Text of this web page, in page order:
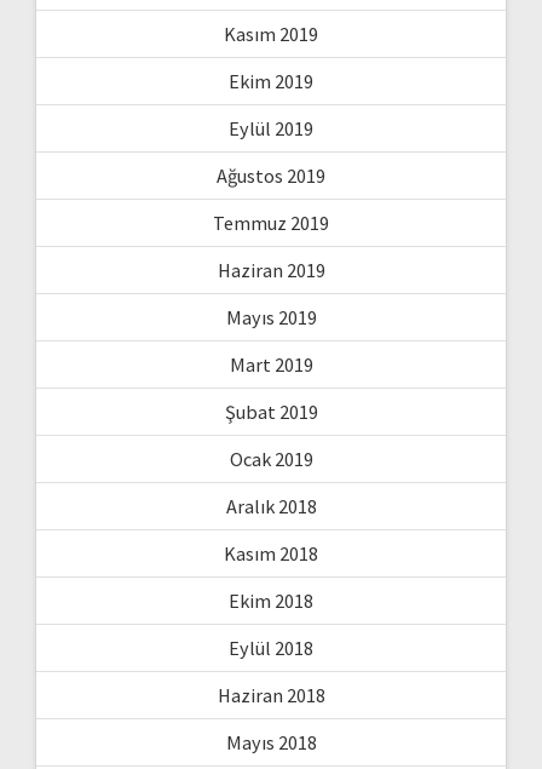
Kasım 2019
Ekim 2019
Eylül 2019
Ağustos 2019
Temmuz 2019
Haziran 2019
Mayıs 2019
Mart 2019
Şubat 2019
Ocak 2019
Aralık 2018
Kasım 2018
Ekim 2018
Eylül 2018
Haziran 2018
Mayıs 2018